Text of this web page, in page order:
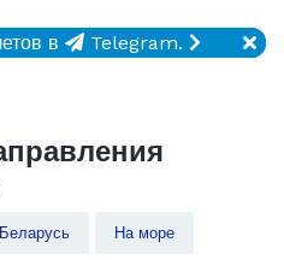
в Telegram.
Беларусь На море